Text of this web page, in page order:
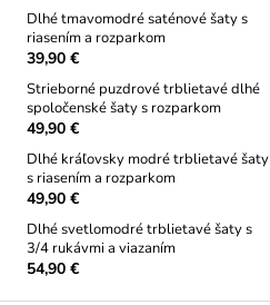
Dlhé tmavomodré saténové šaty s
riasením a rozparkom
39,90 €
Strieborné puzdrové trblietavé dlhé
spoločenské šaty s rozparkom
49,90 €
Dlhé kráľovsky modré trblietavé šaty
s riasením a rozparkom
49,90 €
Dlhé svetlomodré trblietavé šaty s
3/4 rukávmi a viazaním
54,90 €